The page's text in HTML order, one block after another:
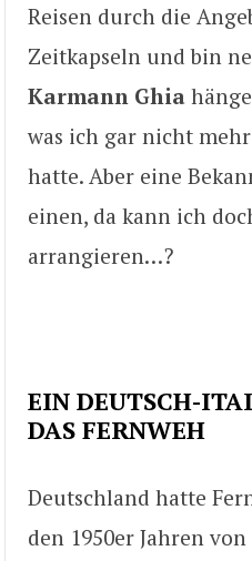
Reisen durch die
Zeitkapseln und bin
Karmann Ghia
was ich gar nicht
hatte. Aber eine
einen, da kann ich
arrangieren…?
EIN DEUTSCH-
DAS FERNWEH
Deutschland hatte
den 1950er Jahren